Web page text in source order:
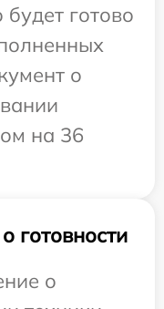
будет готово
о
на 36
готовности
о